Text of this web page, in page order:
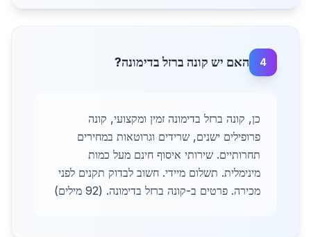
4 האם יש קונה ברזל בדימונה?
כן, קונה ברזל בדימונה זמין ומקצועי, קונה
פרופילים ישנים, שרידים וגרוטאות במחירים
תחרותיים. שירותי איסוף חינם מעל כמות
מינימלית. תשלום מיידי. חשוב לבדוק תקנים לפני
מכירה. פרטים ב-קונה ברזל בדימונה. (92 מילים)